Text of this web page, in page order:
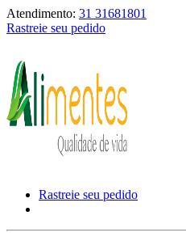
Atendimento: 31 31681801
Rastreie seu pedido
Rastreie seu pedido